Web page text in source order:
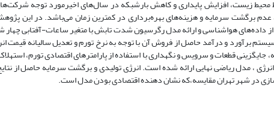
محیط زیست، افزایش پایداری و کاهش بارشبکه در سال‌های اخیرمورد توجه
برگشت سرمایه و هزینه‌های بهره‌برداری در کمترین زمان می‌باشد. در این
داده‌های هواشناسی و ارائه مدل رگرسیون شدت تابش با متغیر ساعات-آفتابی چهار
قطعات و سرویس و نگهداری با استفاده از پارامترهای اقتصادی تورم،
، مدل ریاضی نهایی ارائه شده است. انرژی تولیدی و برگشت سرمایه حاصل از
در شهر تهران مقایسه،که نشان دهنده اقتصادی بودن مدل است.